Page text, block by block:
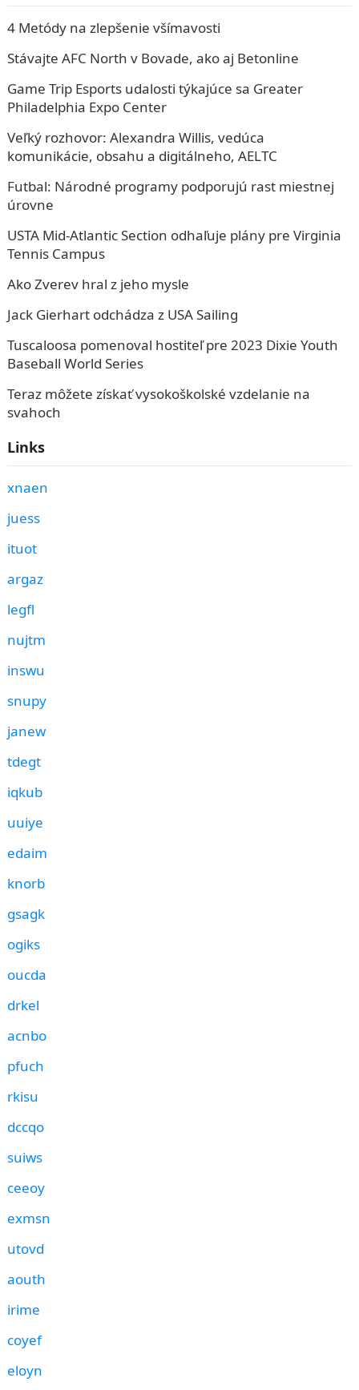
4 Metódy na zlepšenie všímavosti
Stávajte AFC North v Bovade, ako aj Betonline
Game Trip Esports udalosti týkajúce sa Greater
Philadelphia Expo Center
Veľký rozhovor: Alexandra Willis, vedúca
komunikácie, obsahu a digitálneho, AELTC
Futbal: Národné programy podporujú rast miestnej
úrovne
USTA Mid-Atlantic Section odhaľuje plány pre Virginia
Tennis Campus
Ako Zverev hral z jeho mysle
Jack Gierhart odchádza z USA Sailing
Tuscaloosa pomenoval hostiteľ pre 2023 Dixie Youth
Baseball World Series
Teraz môžete získať vysokoškolské vzdelanie na
svahoch
Links
xnaen
juess
ituot
argaz
legfl
nujtm
inswu
snupy
janew
tdegt
iqkub
uuiye
edaim
knorb
gsagk
ogiks
oucda
drkel
acnbo
pfuch
rkisu
dccqo
suiws
ceeoy
exmsn
utovd
aouth
irime
coyef
eloyn